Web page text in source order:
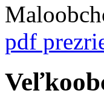
pdf